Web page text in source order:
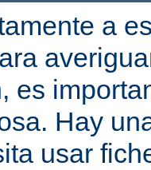
a
es
Hay
usar